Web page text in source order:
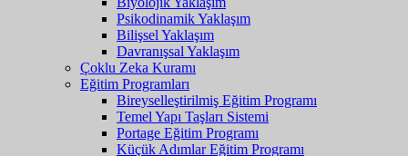
Psikodinamik Yaklaşım
Bilişsel Yaklaşım
Davranışsal Yaklaşım
Çoklu Zeka Kuramı
Eğitim Programları
Bireyselleştirilmiş Eğitim Programı
Temel Yapı Taşları Sistemi
Portage Eğitim Programı
Küçük Adımlar Eğitim Programı